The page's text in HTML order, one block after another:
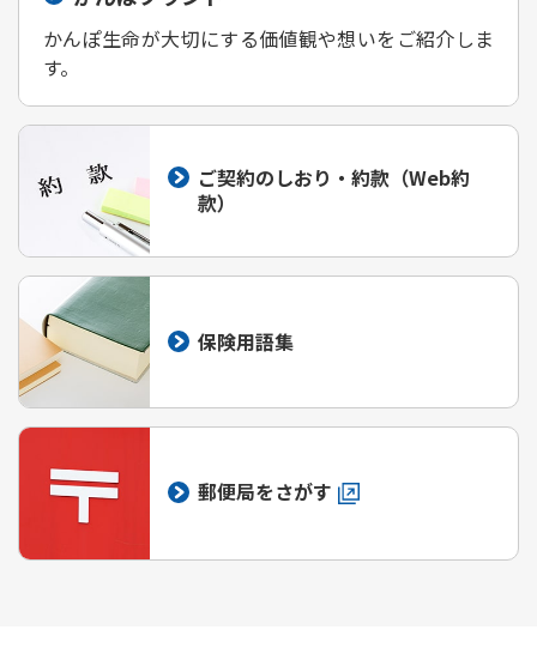
かんぽ生命が大切にする価値観や想いをご紹介しま
す。
ご契約のしおり・約款（Web約
款）
保険用語集
郵便局をさがす